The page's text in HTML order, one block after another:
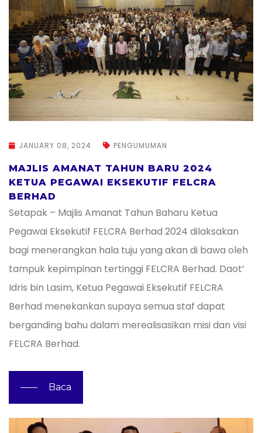
JANUARY 08, 2024 PENGUMUMAN
MAJLIS AMANAT TAHUN BARU 2024
KETUA PEGAWAI EKSEKUTIF FELCRA
BERHAD
Setapak – Majlis Amanat Tahun Baharu Ketua
Pegawai Eksekutif FELCRA Berhad 2024 dilaksakan
bagi menerangkan hala tuju yang akan di bawa oleh
tampuk kepimpinan tertinggi FELCRA Berhad. Daot’
Idris bin Lasim, Ketua Pegawai Eksekutif FELCRA
Berhad menekankan supaya semua staf dapat
berganding bahu dalam merealisasikan misi dan visi
FELCRA Berhad.
Baca